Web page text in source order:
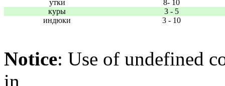
утки
8- 10
куры
3 - 5
индюки
3 - 10
Notice: Use of undefined
in